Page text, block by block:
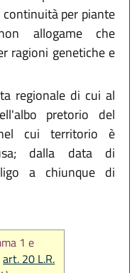
per piante
allogame che
ragioni genetiche e
regionale di cui al
pretorio del
cui territorio è
dalla data di
a chiunque di
1 e
art. 20 L.R.